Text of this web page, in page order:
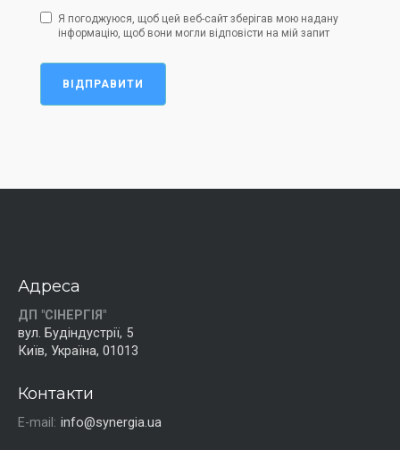
Я погоджуюся, щоб цей веб-сайт зберігав мою надану
інформацію, щоб вони могли відповісти на мій запит
ВІДПРАВИТИ
Адреса
ДП "СІНЕРГІЯ"
вул. Будіндустрії, 5
Київ, Україна, 01013
Контакти
E-mail: info@synergia.ua